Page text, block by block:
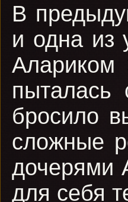
В
и одна из
Алариком
пыталась
бросило
сложные
дочерями
для себя